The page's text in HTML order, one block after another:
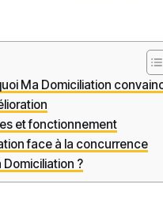
Ma Domiciliation
et fonctionnement
face à la concurrence
?